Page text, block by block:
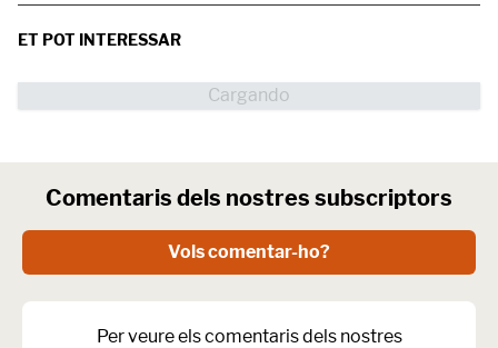
ET POT INTERESSAR
Comentaris dels nostres subscriptors
Vols comentar-ho?
Per veure els comentaris dels nostres